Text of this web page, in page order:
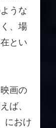
うな
、場
とい
画の
ば、
におけ